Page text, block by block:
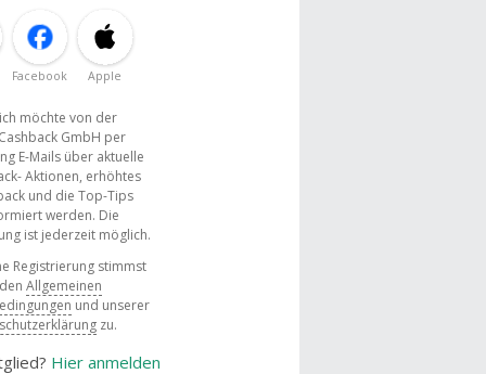
Facebook Apple
ich möchte von der
GmbH per
E-Mails über aktuelle
Aktionen, erhöhtes
und die Top-Tips
werden. Die
ist jederzeit möglich.
Registrierung stimmst
Allgemeinen
und unserer
zu.
Hier anmelden